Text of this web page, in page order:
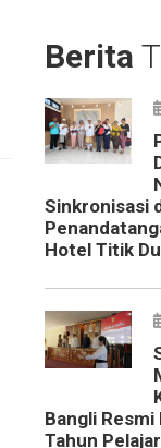
Berita
Sinkronisasi
Hotel Titik
Bangli
Tahun